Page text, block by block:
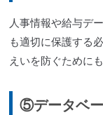
人事情報や給与デ
も適切に保護する
えいを防ぐために
⑤データベ